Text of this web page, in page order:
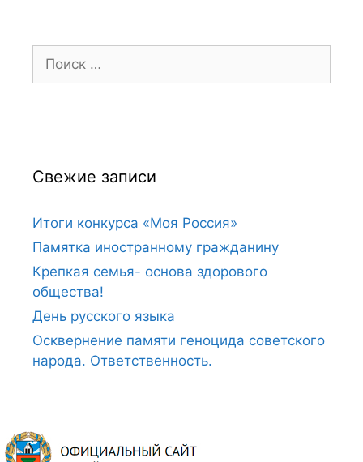
Свежие записи
Итоги конкурса «Моя Россия»
Памятка иностранному гражданину
Крепкая семья- основа здорового
общества!
День русского языка
Осквернение памяти геноцида советского
народа. Ответственность.